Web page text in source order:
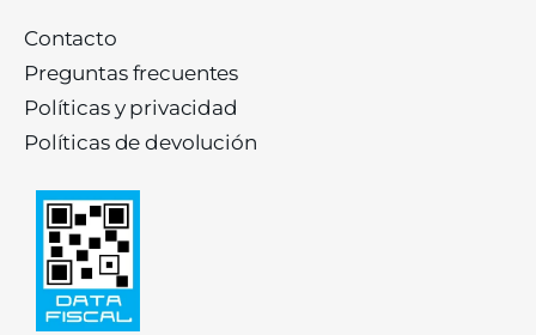
Contacto
Preguntas frecuentes
Políticas y privacidad
Políticas de devolución